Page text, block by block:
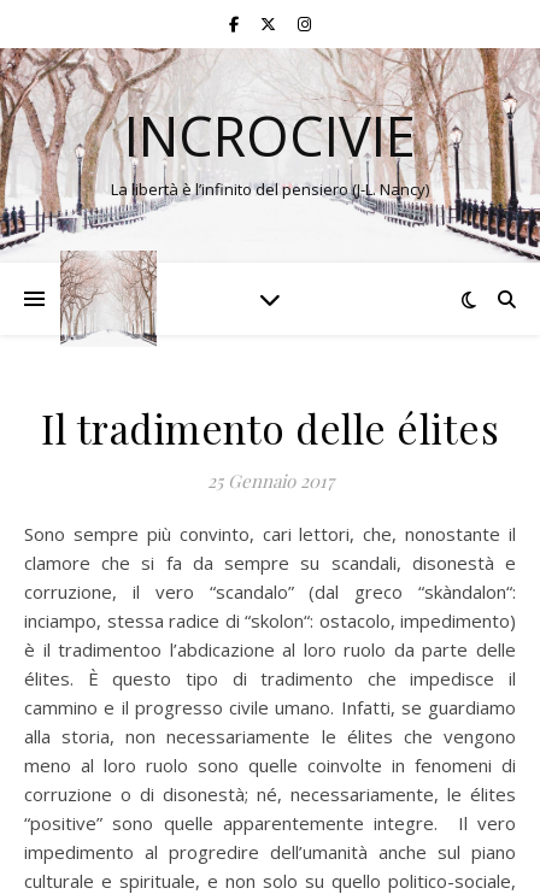
INCROCIVIE
La libertà è l’infinito del pensiero (J-L. Nancy)
Il tradimento delle élites
25 Gennaio 2017
Sono sempre più convinto, cari lettori, che, nonostante il
clamore che si fa da sempre su scandali, disonestà e
corruzione, il vero “scandalo” (dal greco “skàndalon“:
inciampo, stessa radice di “skolon“: ostacolo, impedimento)
è il tradimentoo l’abdicazione al loro ruolo da parte delle
élites. È questo tipo di tradimento che impedisce il
cammino e il progresso civile umano. Infatti, se guardiamo
alla storia, non necessariamente le élites che vengono
meno al loro ruolo sono quelle coinvolte in fenomeni di
corruzione o di disonestà; né, necessariamente, le élites
“positive” sono quelle apparentemente integre. Il vero
impedimento al progredire dell’umanità anche sul piano
culturale e spirituale, e non solo su quello politico-sociale,